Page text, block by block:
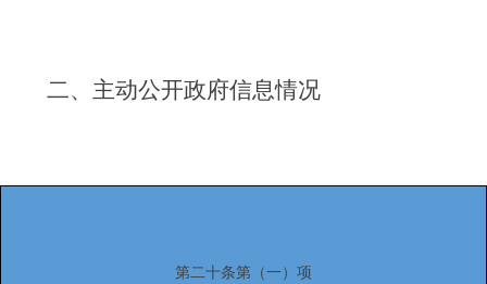
二、主动公开政府信息情况
第二十条第（一）项